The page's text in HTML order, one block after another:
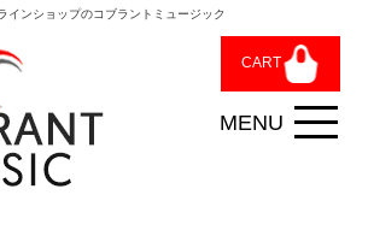
インショップのコブラントミュージック
CART